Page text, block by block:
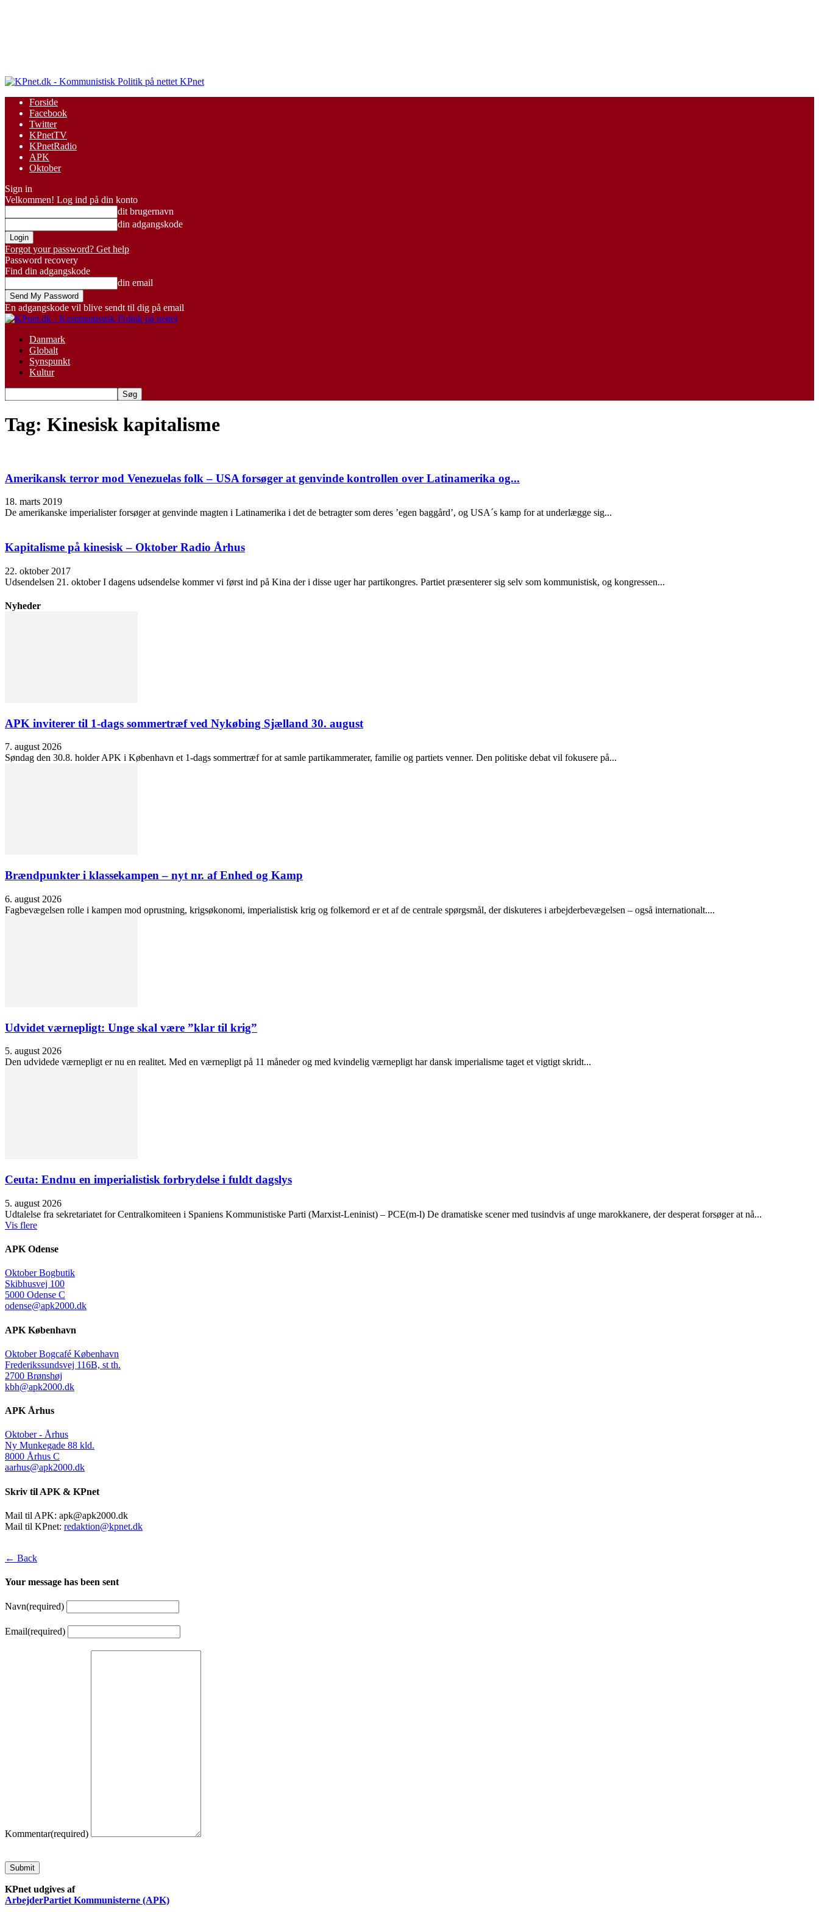
KPnet
Forside
Facebook
Twitter
KPnetTV
KPnetRadio
APK
Oktober
Sign in
Velkommen! Log ind på din konto
dit brugernavn
din adgangskode
Forgot your password? Get help
Password recovery
Find din adgangskode
din email
En adgangskode vil blive sendt til dig på email
Danmark
Globalt
Synspunkt
Kultur
Tag: Kinesisk kapitalisme
Amerikansk terror mod Venezuelas folk – USA forsøger at genvinde kontrollen over Latinamerika og...
18. marts 2019
De amerikanske imperialister forsøger at genvinde magten i Latinamerika i det de betragter som deres ’egen baggård’, og USA´s kamp for at underlægge sig...
Kapitalisme på kinesisk – Oktober Radio Århus
22. oktober 2017
Udsendelsen 21. oktober I dagens udsendelse kommer vi først ind på Kina der i disse uger har partikongres. Partiet præsenterer sig selv som kommunistisk, og kongressen...
Nyheder
APK inviterer til 1-dags sommertræf ved Nykøbing Sjælland 30. august
7. august 2026
Søndag den 30.8. holder APK i København et 1-dags sommertræf for at samle partikammerater, familie og partiets venner. Den politiske debat vil fokusere på...
Brændpunkter i klassekampen – nyt nr. af Enhed og Kamp
6. august 2026
Fagbevægelsen rolle i kampen mod oprustning, krigsøkonomi, imperialistisk krig og folkemord er et af de centrale spørgsmål, der diskuteres i arbejderbevægelsen – også internationalt....
Udvidet værnepligt: Unge skal være ”klar til krig”
5. august 2026
Den udvidede værnepligt er nu en realitet. Med en værnepligt på 11 måneder og med kvindelig værnepligt har dansk imperialisme taget et vigtigt skridt...
Ceuta: Endnu en imperialistisk forbrydelse i fuldt dagslys
5. august 2026
Udtalelse fra sekretariatet for Centralkomiteen i Spaniens Kommunistiske Parti (Marxist-Leninist) – PCE(m-l) De dramatiske scener med tusindvis af unge marokkanere, der desperat forsøger at nå...
Vis flere
APK Odense
Oktober Bogbutik
Skibhusvej 100
5000 Odense C
odense@apk2000.dk
APK København
Oktober Bogcafé København
Frederikssundsvej 116B, st th.
2700 Brønshøj
kbh@apk2000.dk
APK Århus
Oktober - Århus
Ny Munkegade 88 kld.
8000 Århus C
aarhus@apk2000.dk
Skriv til APK & KPnet
Mail til APK: apk@apk2000.dk
Mail til KPnet: redaktion@kpnet.dk
← Back
Your message has been sent
Navn(required)
Email(required)
Kommentar(required)
Submit
KPnet udgives af
ArbejderPartiet Kommunisterne (APK)